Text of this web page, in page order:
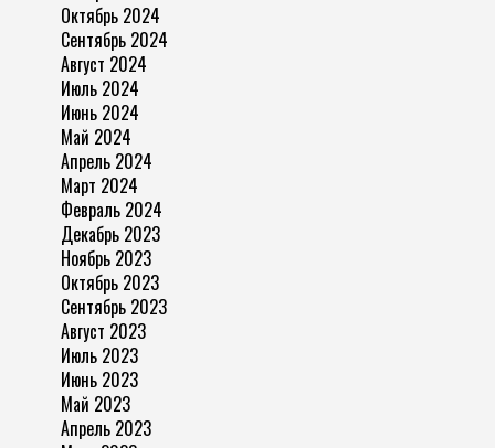
Октябрь 2024
Сентябрь 2024
Август 2024
Июль 2024
Июнь 2024
Май 2024
Апрель 2024
Март 2024
Февраль 2024
Декабрь 2023
Ноябрь 2023
Октябрь 2023
Сентябрь 2023
Август 2023
Июль 2023
Июнь 2023
Май 2023
Апрель 2023